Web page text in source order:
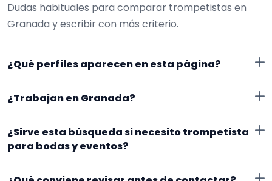
Dudas habituales para comparar trompetistas en
Granada y escribir con más criterio.
¿Qué perfiles aparecen en esta página?
EncuentraMúsico. La selección está filtrada por
Además, la página se centra en perfiles que trabajan
¿Trabajan en Granada?
en Granada. Aun así, conviene confirmar lugar
de cerrar nada.
¿Sirve esta búsqueda si necesito trompetista
para bodas y eventos?